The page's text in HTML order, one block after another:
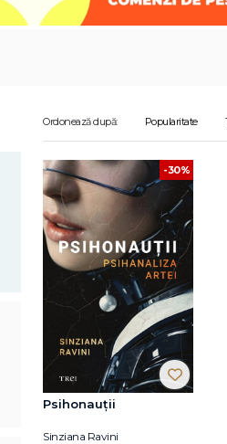
Ordonează după: Popularitate
-30%
Psihonauții
Sinziana Ravini